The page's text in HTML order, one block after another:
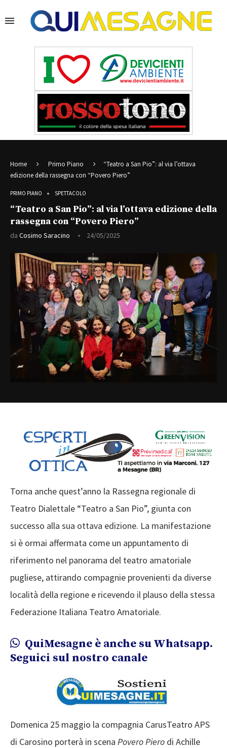
Home Primo Piano
“Teatro a San Pio”: al via l’ottava
edizione della rassegna con “Povero Piero”
PRIMO PIANO SPETTACOLO
“Teatro a San Pio”: al via l’ottava edizione della
rassegna con “Povero Piero”
da Cosimo Saracino 24/05/2025
Torna anche quest’anno la Rassegna regionale di
Teatro Dialettale “Teatro a San Pio”, giunta con
successo alla sua ottava edizione. La manifestazione
si è ormai affermata come un appuntamento di
riferimento nel panorama del teatro amatoriale
pugliese, attirando compagnie provenienti da diverse
località della regione e ricevendo il plauso della stessa
Federazione Italiana Teatro Amatoriale.
QuiMesagne è anche su Whatsapp.
Seguici sul nostro canale
Domenica 25 maggio la compagnia CarusTeatro APS
di Carosino porterà in scena Povero Piero di Achille